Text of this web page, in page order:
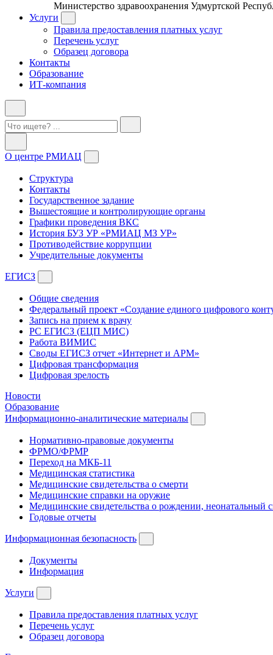
Министерство здравоохранения Удмуртской
Услуги
Правила предоставления платных услуг
Перечень услуг
Образец договора
Контакты
Образование
ИТ-компания
О центре РМИАЦ
Структура
Контакты
Государственное задание
Вышестоящие и контролирующие органы
Графики проведения ВКС
История БУЗ УР «РМИАЦ МЗ УР»
Противодействие коррупции
Учредительные документы
ЕГИСЗ
Общие сведения
Федеральный проект «Создание единого цифрового
Запись на прием к врачу
РС ЕГИСЗ (ЕЦП МИС)
Работа ВИМИС
Своды ЕГИСЗ отчет «Интернет и АРМ»
Цифровая трансформация
Цифровая зрелость
Новости
Образование
Информационно-аналитические материалы
Нормативно-правовые документы
ФРМО/ФРМР
Переход на МКБ-11
Медицинская статистика
Медицинские свидетельства о смерти
Медицинские справки на оружие
Медицинские свидетельства о рождении, неонатальный
Годовые отчеты
Информационная безопасность
Документы
Информация
Услуги
Правила предоставления платных услуг
Перечень услуг
Образец договора